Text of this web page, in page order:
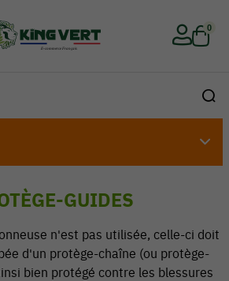
0
GUIDES
n'est pas utilisée, celle-ci doit
d'un protège-chaîne (ou protège-
bien protégé contre les blessures